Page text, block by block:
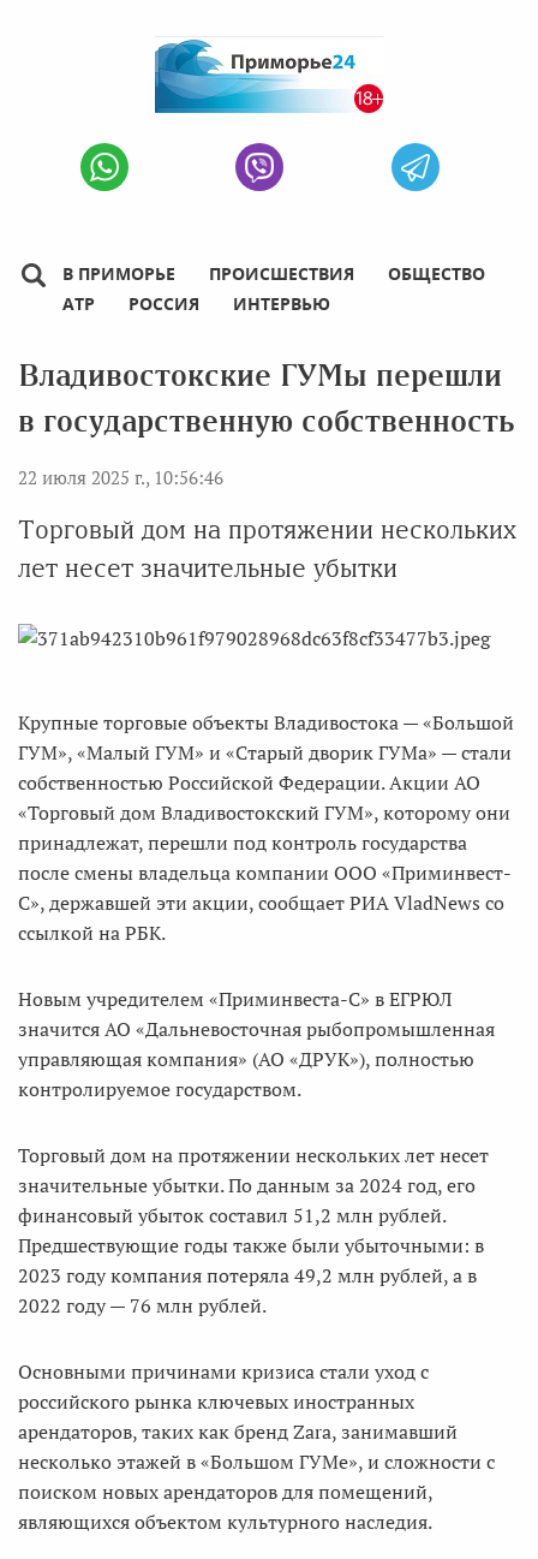
В ПРИМОРЬЕ ПРОИСШЕСТВИЯ
ОБЩЕСТВО
АТР
РОССИЯ ИНТЕРВЬЮ
Владивостокские ГУМы перешли
в государственную собственность
22 июля 2025 г., 10:56:46
Торговый дом на протяжении нескольких
лет несет значительные убытки
Крупные торговые объекты Владивостока — «Большой
ГУМ», «Малый ГУМ» и «Старый дворик ГУМа» — стали
собственностью Российской Федерации. Акции АО
«Торговый дом Владивостокский ГУМ», которому они
принадлежат, перешли под контроль государства
после смены владельца компании ООО «Приминвест-
С», державшей эти акции, сообщает РИА VladNews со
ссылкой на РБК.
Новым учредителем «Приминвеста-С» в ЕГРЮЛ
значится АО «Дальневосточная рыбопромышленная
управляющая компания» (АО «ДРУК»), полностью
контролируемое государством.
Торговый дом на протяжении нескольких лет несет
значительные убытки. По данным за 2024 год, его
финансовый убыток составил 51,2 млн рублей.
Предшествующие годы также были убыточными: в
2023 году компания потеряла 49,2 млн рублей, а в
2022 году — 76 млн рублей.
Основными причинами кризиса стали уход с
российского рынка ключевых иностранных
арендаторов, таких как бренд Zara, занимавший
несколько этажей в «Большом ГУМе», и сложности с
поиском новых арендаторов для помещений,
являющихся объектом культурного наследия.